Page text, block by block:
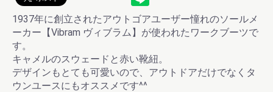
お買い物を続ける カートへ進む
1937年に創立されたアウトゴアユーザー憧れのソールメ
ーカー【Vibram ヴィブラム】が使われたワークブーツで
す。
キャメルのスウェードと赤い靴紐。
デザインもとても可愛いので、アウトドアだけでなくタ
ウンユースにもオススメです^^